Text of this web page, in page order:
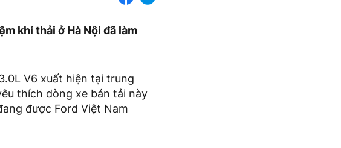
khí thải ở Hà Nội đã làm
V6 xuất hiện tại trung
thích dòng xe bán tải này
được Ford Việt Nam